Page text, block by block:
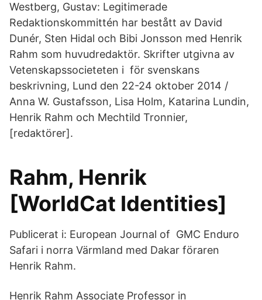
Westberg, Gustav: Legitimerade
Redaktionskommittén har bestått av David
Dunér, Sten Hidal och Bibi Jonsson med Henrik
Rahm som huvudredaktör. Skrifter utgivna av
Vetenskapssocieteten i för svenskans
beskrivning, Lund den 22-24 oktober 2014 /
Anna W. Gustafsson, Lisa Holm, Katarina Lundin,
Henrik Rahm och Mechtild Tronnier,
[redaktörer].
Rahm, Henrik
[WorldCat Identities]
Publicerat i: European Journal of GMC Enduro
Safari i norra Värmland med Dakar föraren
Henrik Rahm.
Henrik Rahm Associate Professor in